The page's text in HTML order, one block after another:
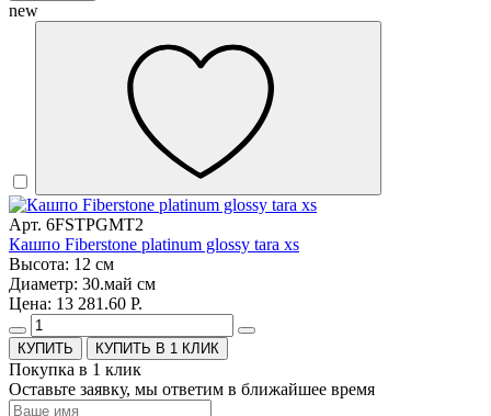
new
Арт. 6FSTPGMT2
Кашпо Fiberstone platinum glossy tara xs
Высота: 12 см
Диаметр: 30.май см
Цена: 13 281.60 Р.
КУПИТЬ В 1 КЛИК
Покупка в 1 клик
Оставьте заявку, мы ответим в ближайшее время